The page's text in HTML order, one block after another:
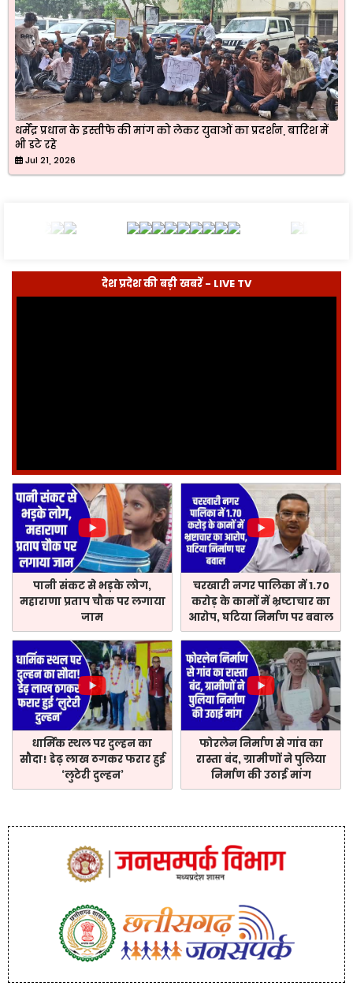
धर्मेंद्र प्रधान के इस्तीफे की मांग को लेकर युवाओं का प्रदर्शन, बारिश में
भी डटे रहे
Jul 21, 2026
देश प्रदेश की बड़ी खबरें - LIVE TV
पानी संकट से भड़के लोग,
महाराणा प्रताप चौक पर लगाया
जाम
चरखारी नगर पालिका में 1.70
करोड़ के कामों में भ्रष्टाचार का
आरोप, घटिया निर्माण पर बवाल
धार्मिक स्थल पर दुल्हन का
सौदा! डेढ़ लाख ठगकर फरार हुई
‘लुटेरी दुल्हन’
फोरलेन निर्माण से गांव का
रास्ता बंद, ग्रामीणों ने पुलिया
निर्माण की उठाई मांग